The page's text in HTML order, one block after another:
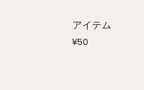
アイテム
セ
ー
¥50